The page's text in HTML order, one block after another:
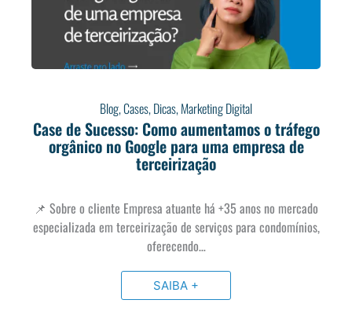
Blog,Cases,Dicas,Marketing Digital
Case de Sucesso: Como aumentamos o tráfego
orgânico no Google para uma empresa de
terceirização
📌 Sobre o cliente Empresa atuante há +35 anos no mercado
especializada em terceirização de serviços para condomínios,
oferecendo…
SAIBA +